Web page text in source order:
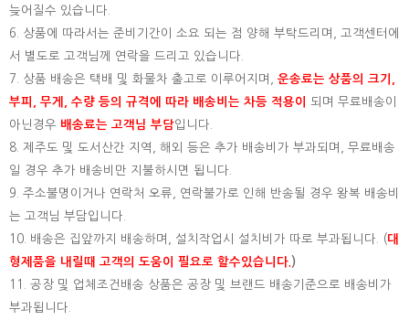
늦어질수 있습니다.
6. 상품에 따라서는 준비기간이 소요 되는 점 양해 부탁드리며, 고객센터에
서 별도로 고객님께 연락을 드리고 있습니다.
7. 상품 배송은 택배 및 화물차 출고로 이루어지며, 운송료는 상품의 크기,
부피, 무게, 수량 등의 규격에 따라 배송비는 차등 적용이
되며 무료배송이
아닌경우 배송료는 고객님 부담입니다.
8. 제주도 및 도서산간 지역, 해외 등은 추가 배송비가 부과되며, 무료배송
일 경우 추가 배송비만 지불하시면 됩니다.
9. 주소불명이거나 연락처 오류, 연락불가로 인해 반송될 경우 왕복 배송비
는 고객님 부담입니다.
10. 배송은 집앞까지 배송하며, 설치작업시 설치비가 따로 부과됩니다. (대
형제품을 내릴때 고객의 도움이 필요로 할수있습니다. )
11. 공장 및 업체조건배송 상품은 공장 및 브랜드 배송기준으로 배송비가
부과됩니다.